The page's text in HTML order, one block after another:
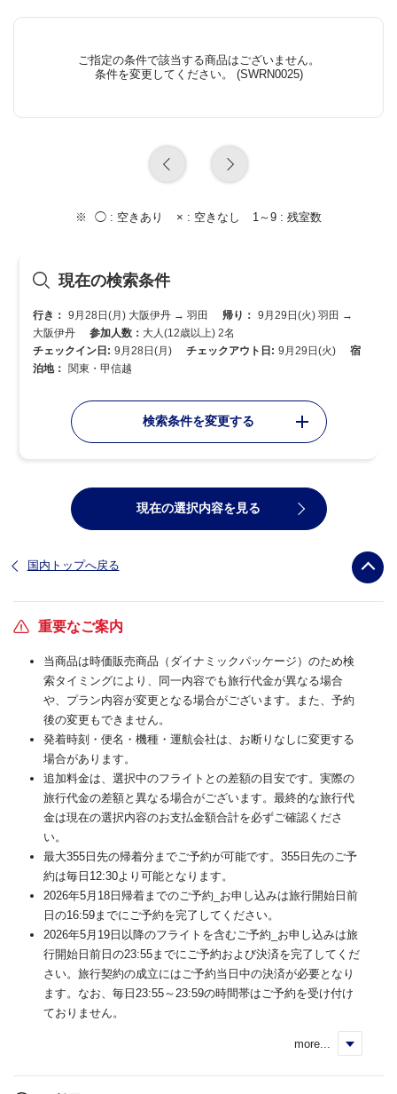
ご指定の条件で該当する商品はございません。
条件を変更してください。 (SWRN0025)
◯ : 空きあり × : 空きなし 1～9 : 残室数
現在の検索条件
行き： 9月28日(月) 大阪伊丹 → 羽田 帰り： 9月29日(火) 羽田 →
大阪伊丹
参加人数： 大人(12歳以上) 2名
チェックイン日: 9月28日(月) チェックアウト日: 9月29日(火)
宿
泊地： 関東・甲信越
検索条件を変更する
現在の選択内容を見る
国内トップへ戻る
重要なご案内
当商品は時価販売商品（ダイナミックパッケージ）のため検
索タイミングにより、同一内容でも旅行代金が異なる場合
や、プラン内容が変更となる場合がございます。また、予約
後の変更もできません。
発着時刻・便名・機種・運航会社は、お断りなしに変更する
場合があります。
追加料金は、選択中のフライトとの差額の目安です。実際の
旅行代金の差額と異なる場合がございます。最終的な旅行代
金は現在の選択内容のお支払金額合計を必ずご確認くださ
い。
最大355日先の帰着分までご予約が可能です。355日先のご予
約は毎日12:30より可能となります。
2026年5月18日帰着までのご予約_お申し込みは旅行開始日前
日の16:59までにご予約を完了してください。
2026年5月19日以降のフライトを含むご予約_お申し込みは旅
行開始日前日の23:55までにご予約および決済を完了してくだ
さい。旅行契約の成立にはご予約当日中の決済が必要となり
ます。なお、毎日23:55～23:59の時間帯はご予約を受け付け
ておりません。
more...